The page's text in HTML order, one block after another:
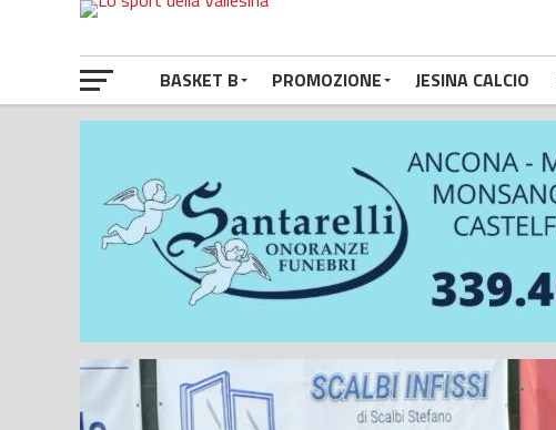
BASKET B PROMOZIONE JESINA CALCIO